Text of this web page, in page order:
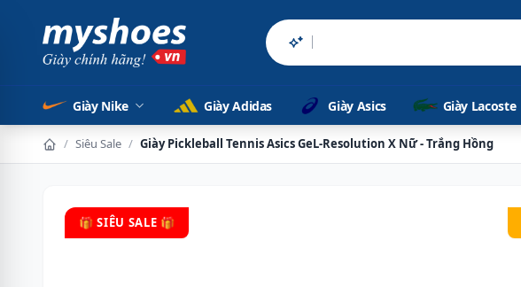
Sản phẩm chính
Giày Nike Giày Adidas Giày Asics Giày Lacoste
/ Siêu Sale / Giày Pickleball Tennis Asics GeL-Resolution X Nữ - Trắng Hồng
🎁 SIÊU SALE 🎁